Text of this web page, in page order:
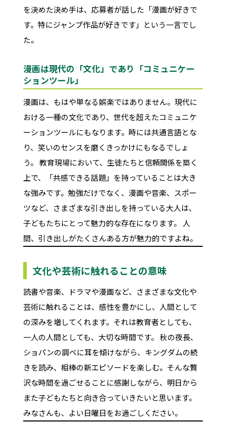
を決めた決め手は、応募者が話した「漫画が好きで
す。特にジャンプ作品が好きです」という一言でし
た。
漫画は現代の「文化」であり「コミュニケー
ションツール」
漫画は、もはや単なる娯楽ではありません。現代に
おける一種の文化であり、世代を超えたコミュニケ
ーションツールにもなります。時には共通言語とな
り、笑いのセンスを磨くきっかけにもなるでしょ
う。 教育現場において、生徒たちと信頼関係を築く
上で、「共感できる話題」を持っていることは大き
な強みです。勉強だけでなく、漫画や音楽、スポー
ツなど、さまざまな引き出しを持っている大人は、
子どもたちにとって魅力的な存在になります。 人
間、引き出しがたくさんある方が魅力的ですよね。
文化や芸術に触れることの意味
読書や音楽、ドラマや漫画など、さまざまな文化や
芸術に触れることは、感性を豊かにし、人間として
の深みを増してくれます。それは教育者としても、
一人の人間としても、大切な時間です。 秋の夜長、
ショパンの調べに耳を傾けながら、キングダムの続
きを読み、相棒の新エピソードを楽しむ。そんな贅
沢な時間を過ごせることに感謝しながら、明日から
また子どもたちと向き合っていきたいと思います。
みなさんも、よい日曜日をお過ごしください。